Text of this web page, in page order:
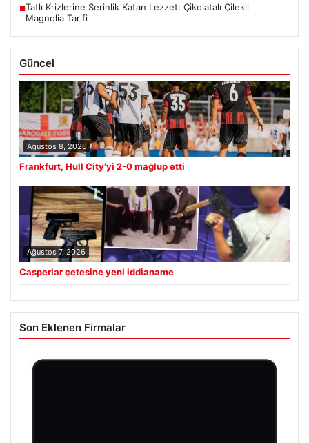
■Tatlı Krizlerine Serinlik Katan Lezzet: Çikolatalı Çilekli
Magnolia Tarifi
Güncel
Ağustos 8, 2026
Frankfurt, Hull City’yi 2-0 mağlup etti
Ağustos 7, 2026
Casperlar çetesine yeni iddianame
Son Eklenen Firmalar